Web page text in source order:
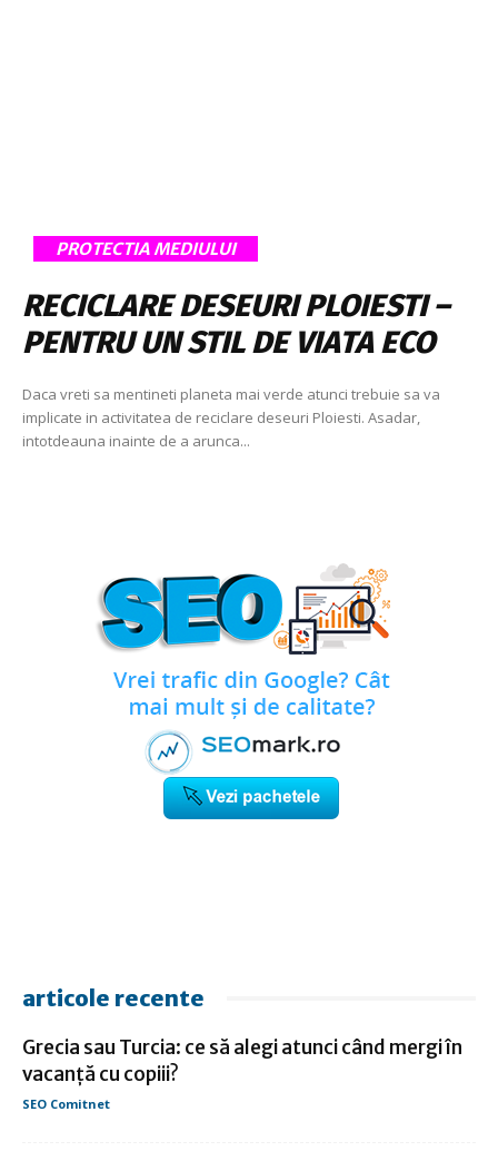
PROTECTIA MEDIULUI
RECICLARE DESEURI PLOIESTI –
PENTRU UN STIL DE VIATA ECO
Daca vreti sa mentineti planeta mai verde atunci trebuie sa va
implicate in activitatea de reciclare deseuri Ploiesti. Asadar,
intotdeauna inainte de a arunca...
articole recente
Grecia sau Turcia: ce să alegi atunci când mergi în
vacanță cu copiii?
SEO Comitnet